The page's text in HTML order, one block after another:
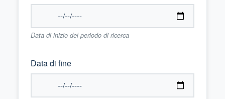
Data di inizio del periodo di ricerca
Data di fine